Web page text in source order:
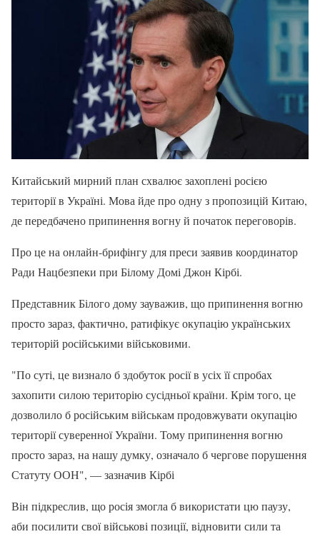
Китайський мирний план схвалює захоплені росією
території в Україні. Мова йде про одну з пропозицій Китаю,
де передбачено припинення вогну й початок переговорів.
Про це на онлайн-брифінгу для преси заявив координатор
Ради Нацбезпеки при Білому Домі Джон Кірбі.
Представник Білого дому зауважив, що припинення вогню
просто зараз, фактично, ратифікує окупацію українських
територій російськими військовими.
"По суті, це визнало б здобуток росії в усіх її спробах
захопити силою територію сусідньої країни. Крім того, це
дозволило б російським військам продовжувати окупацію
території суверенної України. Тому припинення вогню
просто зараз, на нашу думку, означало б чергове порушення
Статуту ООН", — зазначив Кірбі
Він підкреслив, що росія змогла б використати цю паузу,
аби посилити свої військові позиції, відновити сили та